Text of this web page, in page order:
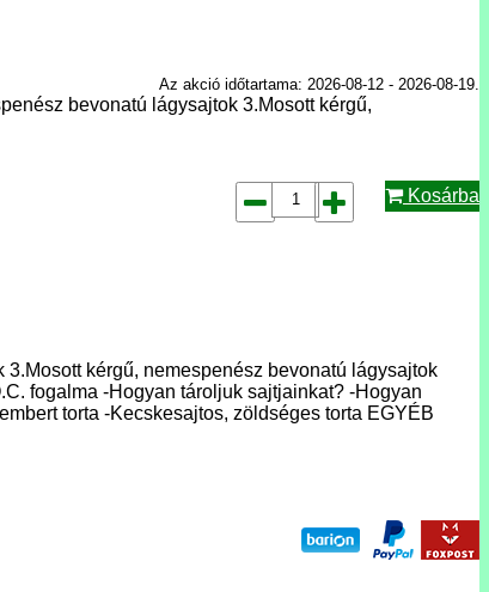
Az akció időtartama: 2026-08-12 - 2026-08-19.
bevonatú lágysajtok 3.Mosott kérgű,
Kosárba
kérgű, nemespenész bevonatú lágysajtok
fogalma -Hogyan tároljuk sajtjainkat? -Hogyan
torta -Kecskesajtos, zöldséges torta EGYÉB